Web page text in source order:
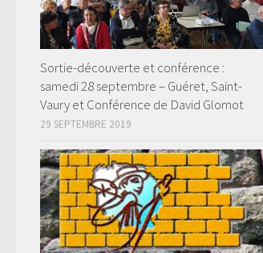
Sortie-découverte et conférence :
samedi 28 septembre – Guéret, Saint-
Vaury et Conférence de David Glomot
29 SEPTEMBRE 2019